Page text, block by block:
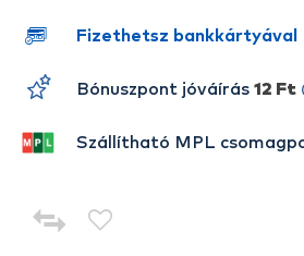
Fizethetsz bankkártyával
Bónuszpont jóváírás 12 Ft
Szállítható MPL